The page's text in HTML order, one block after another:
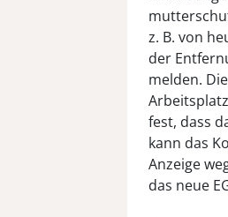
z. B. von
der
melden.
fest, dass
kann das
Anzeige
das neue